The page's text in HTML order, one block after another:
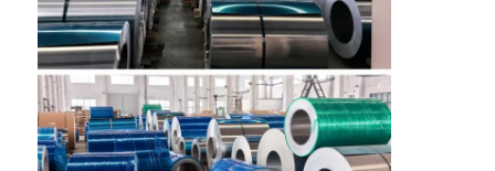
Controllo di qualità
Contattaci